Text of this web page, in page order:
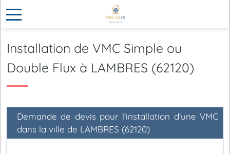
Installation de VMC Simple ou
Double Flux à LAMBRES (62120)
Demande de devis pour l'installation d'une VMC
dans la ville de LAMBRES (62120)